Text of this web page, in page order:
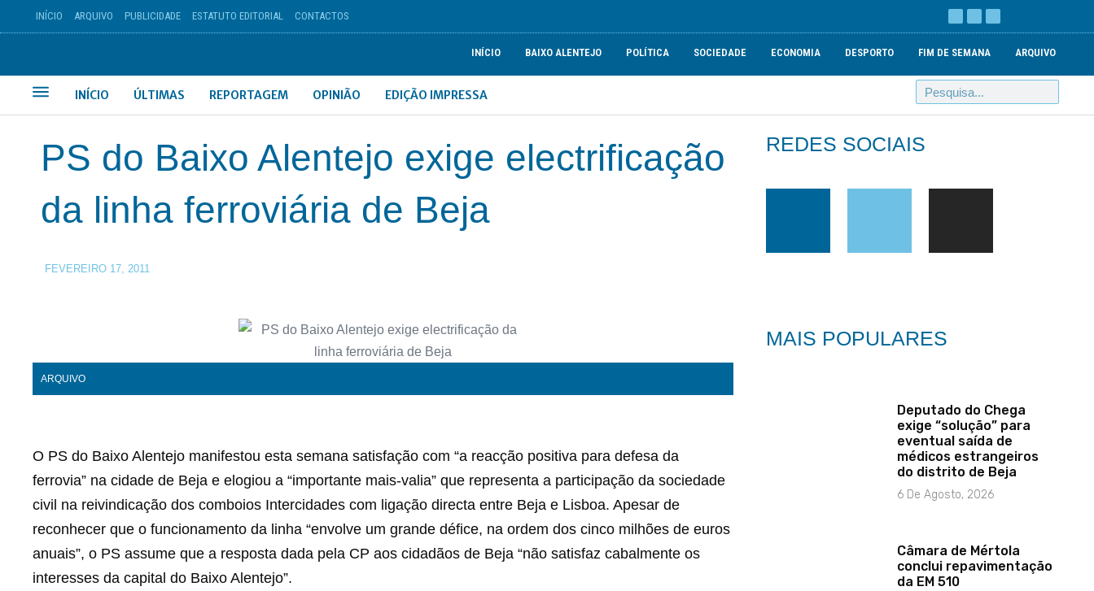
INÍCIO ARQUIVO PUBLICIDADE ESTATUTO EDITORIAL CONTACTOS
INÍCIO BAIXO ALENTEJO POLÍTICA SOCIEDADE ECONOMIA DESPORTO FIM DE SEMANA ARQUIVO
INÍCIO ÚLTIMAS REPORTAGEM OPINIÃO EDIÇÃO IMPRESSA
PS do Baixo Alentejo exige electrificação
da linha ferroviária de Beja
FEVEREIRO 17, 2011
ARQUIVO
O PS do Baixo Alentejo manifestou esta semana satisfação com “a reacção positiva para defesa da
ferrovia” na cidade de Beja e elogiou a “importante mais-valia” que representa a participação da sociedade
civil na reivindicação dos comboios Intercidades com ligação directa entre Beja e Lisboa. Apesar de
reconhecer que o funcionamento da linha “envolve um grande défice, na ordem dos cinco milhões de euros
anuais”, o PS assume que a resposta dada pela CP aos cidadãos de Beja “não satisfaz cabalmente os
interesses da capital do Baixo Alentejo”.
REDES SOCIAIS
MAIS POPULARES
Deputado do Chega
exige “solução” para
eventual saída de
médicos estrangeiros
do distrito de Beja
6 De Agosto, 2026
Câmara de Mértola
conclui repavimentação
da EM 510